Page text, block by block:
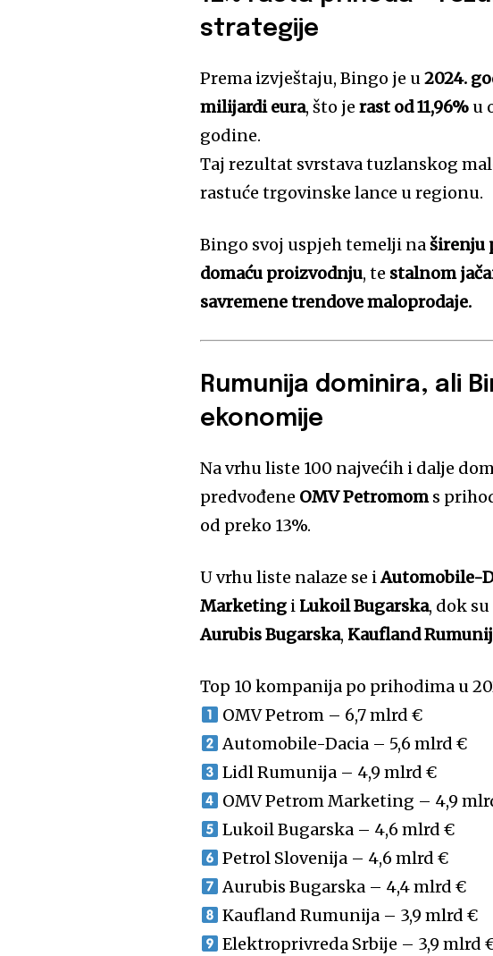
strategije
Prema izvještaju, Bingo je u2024.
milijardi eura, što jerast od 11,96% u
godine.
Taj rezultat svrstava tuzlanskog
rastuće trgovinske lance u regionu.
Bingo svoj uspjeh temelji naširenju
domaću proizvodnju, te stalnom
savremene trendove maloprodaje.
Rumunija dominira, ali
ekonomije
Na vrhu liste 100 najvećih i dalje
predvođene OMV Petromoms
od preko 13%.
U vrhu liste nalaze se iAutomobile-
Marketing i Lukoil Bugarska, dok
Aurubis Bugarska, Kaufland
Top 10 kompanija po prihodima u
OMV Petrom – 6,7 mlrd €
Automobile-Dacia – 5,6 mlrd €
Lidl Rumunija – 4,9 mlrd €
OMV Petrom Marketing – 4,9
Lukoil Bugarska – 4,6 mlrd €
Petrol Slovenija – 4,6 mlrd €
Aurubis Bugarska – 4,4 mlrd €
Kaufland Rumunija – 3,9 mlrd €
Elektroprivreda Srbije – 3,9 mlrd